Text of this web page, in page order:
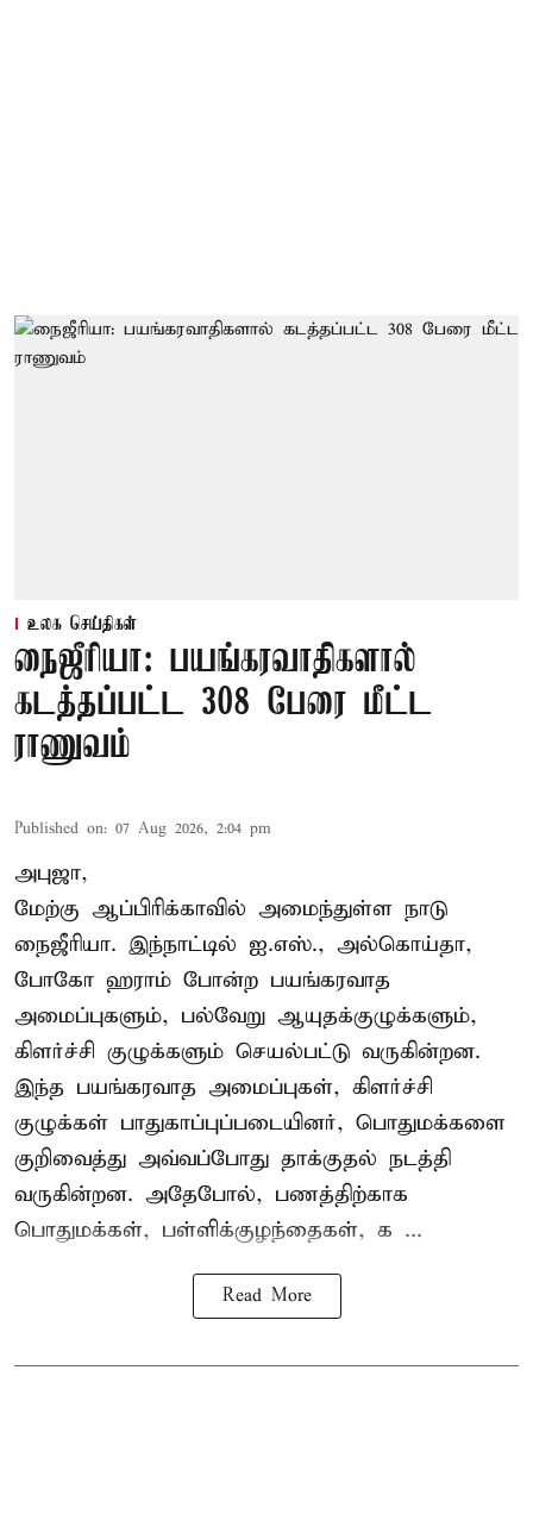
உலக செய்திகள்
நைஜீரியா: பயங்கரவாதிகளால்
கடத்தப்பட்ட 308 பேரை மீட்ட
ராணுவம்
Published on: 07 Aug 2026, 2:04 pm
அபுஜா,
மேற்கு ஆப்பிரிக்காவில் அமைந்துள்ள நாடு
நைஜீரியா. இந்நாட்டில் ஐ.எஸ்., அல்கொய்தா,
போகோ ஹராம் போன்ற பயங்கரவாத
அமைப்புகளும், பல்வேறு ஆயுதக்குழுக்களும்,
கிளர்ச்சி குழுக்களும் செயல்பட்டு வருகின்றன.
இந்த பயங்கரவாத அமைப்புகள், கிளர்ச்சி
குழுக்கள் பாதுகாப்புப்படையினர், பொதுமக்களை
குறிவைத்து அவ்வப்போது தாக்குதல் நடத்தி
வருகின்றன. அதேபோல், பணத்திற்காக
பொதுமக்கள், பள்ளிக்குழந்தைகள், க ...
Read More